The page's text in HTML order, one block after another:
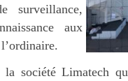
surveillance,
aux
la société Limatech